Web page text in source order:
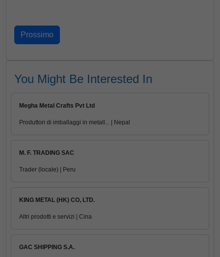
You Might Be Interested In
Megha Metal Crafts Pvt Ltd
Produttori di imballaggi in metall... | Nepal
M. F. TRADING SAC
Trader (locale) | Peru
KING METAL (HK) CO, LTD.
Altri prodotti e servizi | Cina
GAC SHIPPING S.A.